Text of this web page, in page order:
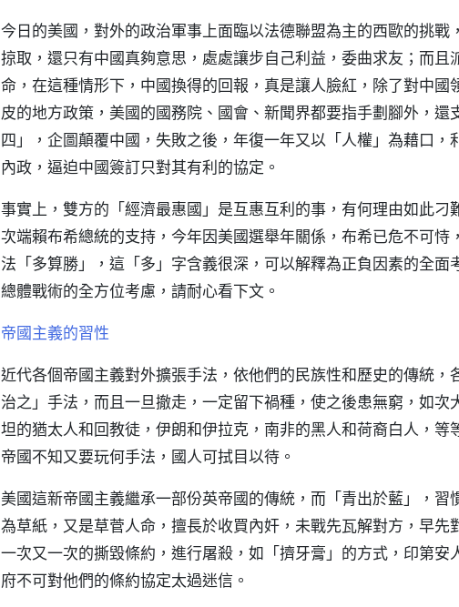
今日的美國，對外的政治軍事上面臨以法德聯盟為主的西歐的挑戰
掠取，還只有中國真夠意思，處處讓步自己利益，委曲求友；而且
命，在這種情形下，中國換得的回報，真是讓人臉紅，除了對中國
皮的地方政策，美國的國務院、國會、新聞界都要指手劃腳外，還
四」，企圖顛覆中國，失敗之後，年復一年又以「人權」為藉口，
內政，逼迫中國簽訂只對其有利的協定。
事實上，雙方的「經濟最惠國」是互惠互利的事，有何理由如此刁
次端賴布希總統的支持，今年因美國選舉年關係，布希已危不可恃
法「多算勝」，這「多」字含義很深，可以解釋為正負因素的全面
總體戰術的全方位考慮，請耐心看下文。
帝國主義的習性
近代各個帝國主義對外擴張手法，依他們的民族性和歷史的傳統，
治之」手法，而且一旦撤走，一定留下禍種，使之後患無窮，如次
坦的猶太人和回教徒，伊朗和伊拉克，南非的黑人和荷裔白人，等
帝國不知又要玩何手法，國人可拭目以待。
美國這新帝國主義繼承一部份英帝國的傳統，而「青出於藍」，習
為草紙，又是草菅人命，擅長於收買內奸，未戰先瓦解對方，早先
一次又一次的撕毀條約，進行屠殺，如「擠牙膏」的方式，印第安
府不可對他們的條約協定太過迷信。